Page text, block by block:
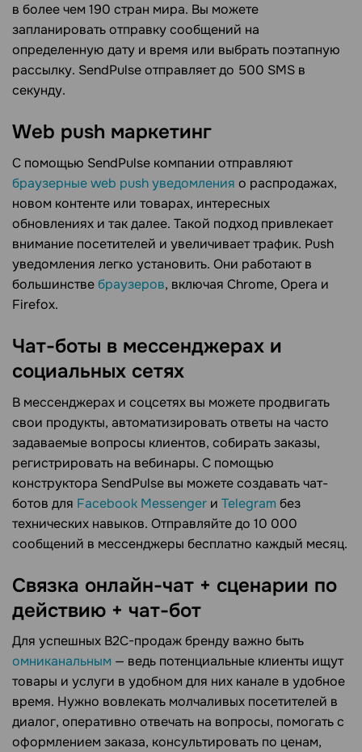
в более чем 190 стран мира. Вы можете
запланировать отправку сообщений на
определенную дату и время или выбрать поэтапную
рассылку. SendPulse отправляет до 500 SMS в
секунду.
Web push маркетинг
С помощью SendPulse компании отправляют
браузерные web push уведомления о распродажах,
новом контенте или товарах, интересных
обновлениях и так далее. Такой подход привлекает
внимание посетителей и увеличивает трафик. Push
уведомления легко установить. Они работают в
большинствебраузеров, включая Chrome, Opera и
Firefox.
Чат-боты в мессенджерах и
социальных сетях
В мессенджерах и соцсетях вы можете продвигать
свои продукты, автоматизировать ответы на часто
задаваемые вопросы клиентов, собирать заказы,
регистрировать на вебинары. С помощью
конструктора SendPulse вы можете создавать чат-
ботов для Facebook Messenger и Telegram без
технических навыков. Отправляйте до 10 000
сообщений в мессенджеры бесплатно каждый месяц.
Связка онлайн-чат + сценарии по
действию + чат-бот
Для успешных B2C-продаж бренду важно быть
омниканальным — ведь потенциальные клиенты ищут
товары и услуги в удобном для них канале в удобное
время. Нужно вовлекать молчаливых посетителей в
диалог, оперативно отвечать на вопросы, помогать с
оформлением заказа, консультировать по ценам,